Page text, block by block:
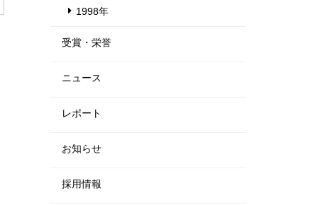
1998年
受賞・栄誉
ニュース
レポート
お知らせ
採用情報